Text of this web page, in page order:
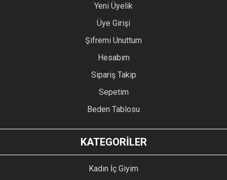
Yeni Üyelik
Üye Girişi
Şifremi Unuttum
Hesabım
Sipariş Takip
Sepetim
Beden Tablosu
KATEGORİLER
Kadın İç Giyim